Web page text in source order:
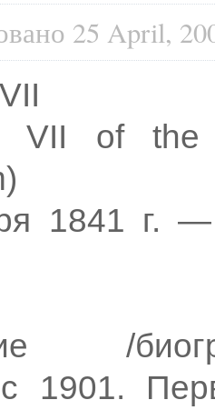
25 April,
VII of the
1841 г.
/
с 1901.